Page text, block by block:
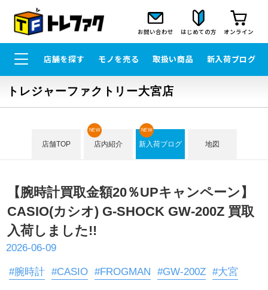
お問い合わせ はじめての方 オンライン
店舗を探す モノを売る 取扱い商品 新入荷ブログ
トレジャーファクトリー大宮店
店舗TOP 店内紹介
NEW
新入荷ブログ
NEW
地図
【腕時計買取金額20％UPキャンペーン】
CASIO(カシオ) G-SHOCK GW-200Z 買取
入荷しました!!
2026-06-09
#腕時計 #CASIO #FROGMAN #GW-200Z #大宮